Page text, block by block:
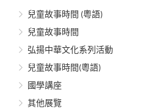
兒童故事時間 (粵語)
兒童故事時間
弘揚中華文化系列活動
兒童故事時間(粵語)
國學講座
其他展覽